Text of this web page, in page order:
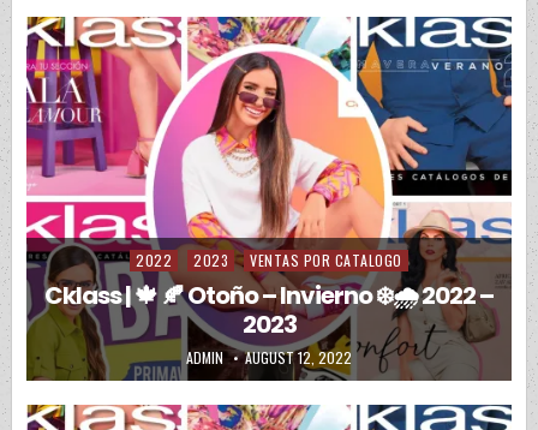
Posted in
2022 2023 VENTAS POR CATALOGO
Cklass | 🍁 🍂 Otoño – Invierno ❄️🌧️ 2022 –
2023
AUTHOR:
ADMIN PUBLISHED DATE:
AUGUST 12, 2022